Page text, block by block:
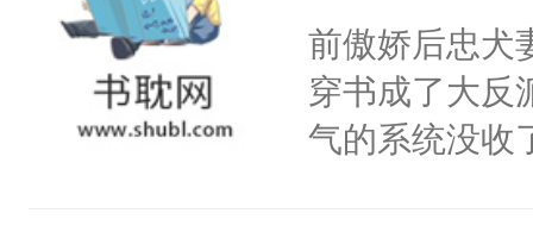
不愧是大佬，
悉，嗷？这不
可以先看仙帝
间变脸背叛他
的恶事他都对
一个权力滔天
右男主又报
前傲娇后忠犬
穿书成了大反
气的系统没收